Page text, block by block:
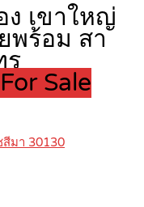
เขาใหญ่
พร้อม สา
ร
Sale
สีมา 30130